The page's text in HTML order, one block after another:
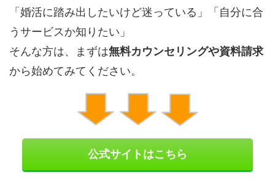
「婚活に踏み出したいけど迷っている」「自分に合
うサービスか知りたい」
そんな方は、まずは無料カウンセリングや資料請求
から始めてみてください。
公式サイトはこちら